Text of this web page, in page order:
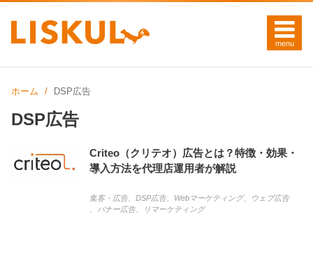
ホーム DSP広告
DSP広告
Criteo（クリテオ）広告とは？特徴・効果・
導入方法を代理店運用者が解説
集客・広告、 DSP広告、 Webマーケティング、
ウェブ広告
バナー広告、 リマーケティング